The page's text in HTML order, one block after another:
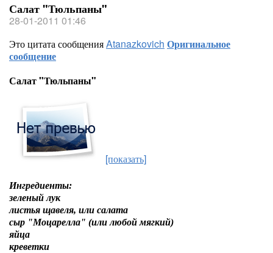
Салат "Тюльпаны"
28-01-2011 01:46
Это цитата сообщенияAtanazkovich Оригинальное
сообщение
Салат "Тюльпаны"
[показать]
Ингредиенты:
зеленый лук
листья щавеля, или салата
сыр "Моцарелла" (или любой мягкий)
яйца
креветки